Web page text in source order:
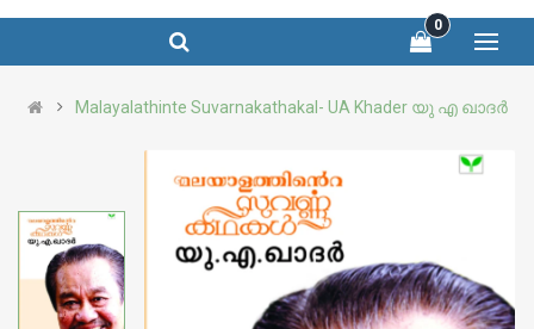
0
Malayalathinte Suvarnakathakal- UA Khader യു എ ഖാദർ